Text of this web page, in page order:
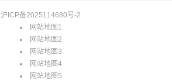
沪ICP备2025114680号-2
网站地图1
网站地图2
网站地图3
网站地图4
网站地图5